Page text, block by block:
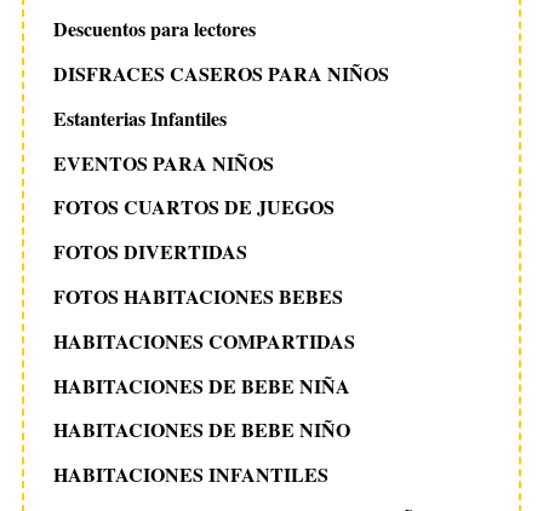
Descuentos para lectores
DISFRACES CASEROS PARA NIÑOS
Estanterias Infantiles
EVENTOS PARA NIÑOS
FOTOS CUARTOS DE JUEGOS
FOTOS DIVERTIDAS
FOTOS HABITACIONES BEBES
HABITACIONES COMPARTIDAS
HABITACIONES DE BEBE NIÑA
HABITACIONES DE BEBE NIÑO
HABITACIONES INFANTILES